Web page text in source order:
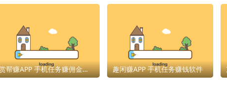
赏帮赚APP 手机任务赚佣金软件 趣闲赚APP 手机任务赚钱软件